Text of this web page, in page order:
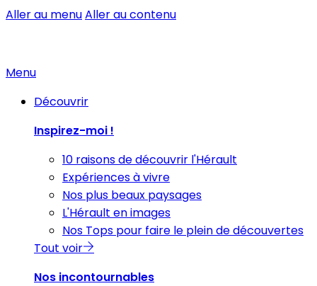
Aller au menuAller au contenu
Menu
Découvrir
Inspirez-moi !
10 raisons de découvrir l'Hérault
Expériences à vivre
Nos plus beaux paysages
L'Hérault en images
Nos Tops pour faire le plein de découvertes
Tout voir
Nos incontournables